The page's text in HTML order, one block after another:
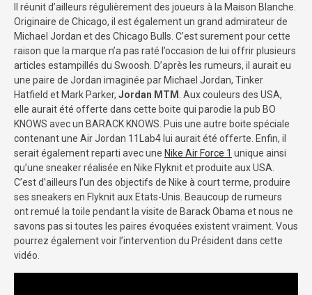
Il réunit d’ailleurs régulièrement des joueurs à la Maison Blanche.
Originaire de Chicago, il est également un grand admirateur de
Michael Jordan et des Chicago Bulls. C’est surement pour cette
raison que la marque n’a pas raté l’occasion de lui offrir plusieurs
articles estampillés du Swoosh. D’après les rumeurs, il aurait eu
une paire de Jordan imaginée par Michael Jordan, Tinker
Hatfield et Mark Parker, Jordan MTM . Aux couleurs des USA,
elle aurait été offerte dans cette boite qui parodie la pub BO
KNOWS avec un BARACK KNOWS. Puis une autre boite spéciale
contenant une Air Jordan 11Lab4 lui aurait été offerte. Enfin, il
serait également reparti avec une Nike Air Force 1 unique ainsi
qu’une sneaker réalisée en Nike Flyknit et produite aux USA.
C’est d’ailleurs l’un des objectifs de Nike à court terme, produire
ses sneakers en Flyknit aux Etats-Unis. Beaucoup de rumeurs
ont remué la toile pendant la visite de Barack Obama et nous ne
savons pas si toutes les paires évoquées existent vraiment. Vous
pourrez également voir l’intervention du Président dans cette
vidéo.